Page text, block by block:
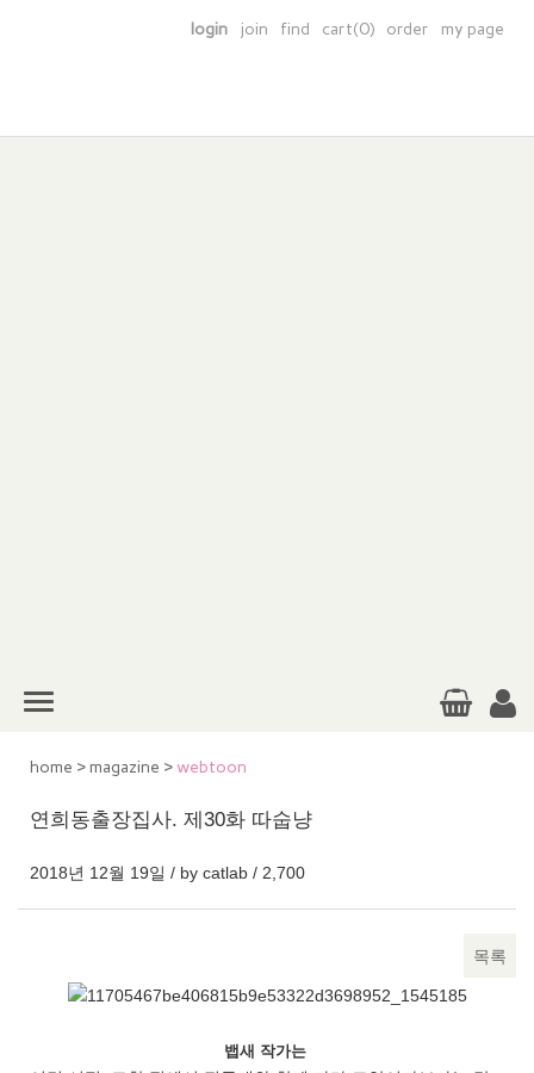
login join find cart(0) order my page
home >magazine >webtoon
연희동출장집사. 제30화 따숩냥
2018년 12월 19일 / by catlab / 2,700
목록
뱁새 작가는